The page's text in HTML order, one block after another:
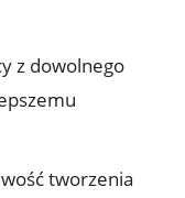
z dowolnego
tworzenia